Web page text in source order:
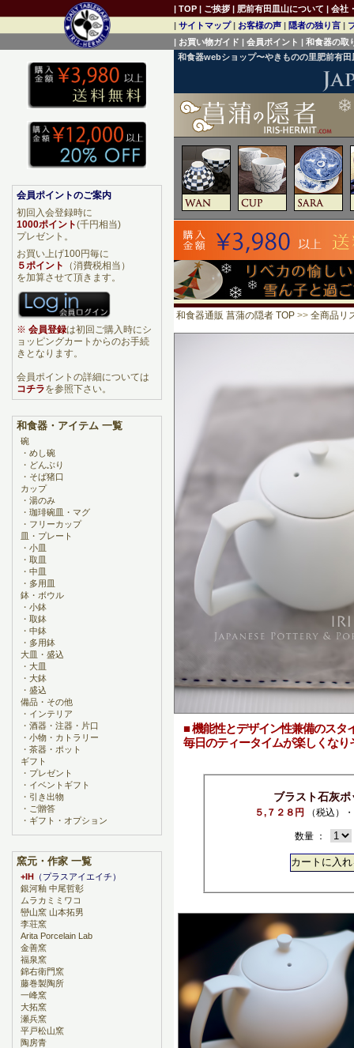
和食器webショップ〜やきものの里肥前有
和食器通販 菖蒲の隠者 TOP >> 全商品リ
■ 機能性とデザイン性兼備のスタ
毎日のティータイムが楽しくなり
ブラスト石灰ポ
５,７２８円 （税込）
数量 ：
会員ポイントのご案内
初回入会登録時に
1000ポイント(千円相当)
プレゼント。
お買い上げ100円毎に
５ポイント
（消費税相当）
を加算させて頂きます。
※ 会員登録は初回ご購入時にシ
ョッピングカートからのお手続
きとなります。
会員ポイントの詳細については
コチラを参照下さい。
和食器・アイテム 一覧
碗
・ めし碗
・ どんぶり
・ そば猪口
カップ
・ 湯のみ
・ 珈琲碗皿・マグ
・ フリーカップ
皿・プレート
・ 小皿
・ 取皿
・ 中皿
・ 多用皿
鉢・ボウル
・ 小鉢
・ 取鉢
・ 中鉢
・ 多用鉢
大皿・盛込
・ 大皿
・ 大鉢
・ 盛込
備品・その他
・ インテリア
・ 酒器・注器・片口
・ 小物・カトラリー
・ 茶器・ポット
ギフト
・ プレゼント
・ イベントギフト
・ 引き出物
・ ご贈答
・ ギフト・オプション
窯元・作家 一覧
+IH （プラスアイエイチ）
銀河釉 中尾哲彰
ムラカミミワコ
巒山窯 山本拓男
李荘窯
Arita Porcelain Lab
金善窯
福泉窯
錦右衛門窯
藤巻製陶所
一峰窯
大拓窯
瀬兵窯
平戸松山窯
陶房青
| TOP | ご挨拶 | 肥前有田皿山について | 会社
| サイトマップ| お客様の声 | 隠者の独り言 |
| お買い物ガイド | 会員ポイント | 和食器の取